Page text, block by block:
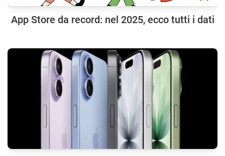
App Store da record: nel 2025, ecco tutti i dati